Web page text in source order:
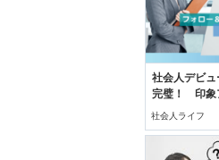
社会人デビ
完璧！ 印象
ルフプロデュ
社会人ライフ